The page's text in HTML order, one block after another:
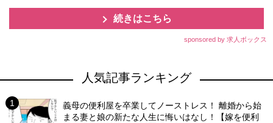
続きはこちら
sponsored by 求人ボックス
人気記事ランキング
義母の便利屋を卒業してノーストレス！ 離婚から始
まる妻と娘の新たな人生に悔いはなし！【嫁を便利